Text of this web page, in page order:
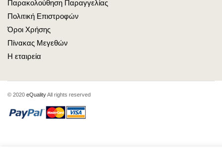
Παρακολούθηση Παραγγελίας
Πολιτική Επιστροφών
Όροι Χρήσης
Πίνακας Μεγεθών
Η εταιρεία
© 2020 eQualityAll rights reserved